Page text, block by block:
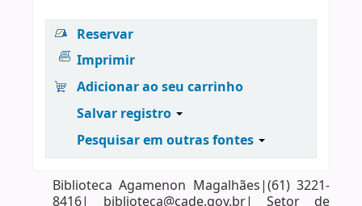
Reservar
Imprimir
Adicionar ao seu carrinho
Salvar registro
Pesquisar em outras fontes
Biblioteca Agamenon Magalhães|(61) 3221-
8416| biblioteca@cade.gov.br| Setor de